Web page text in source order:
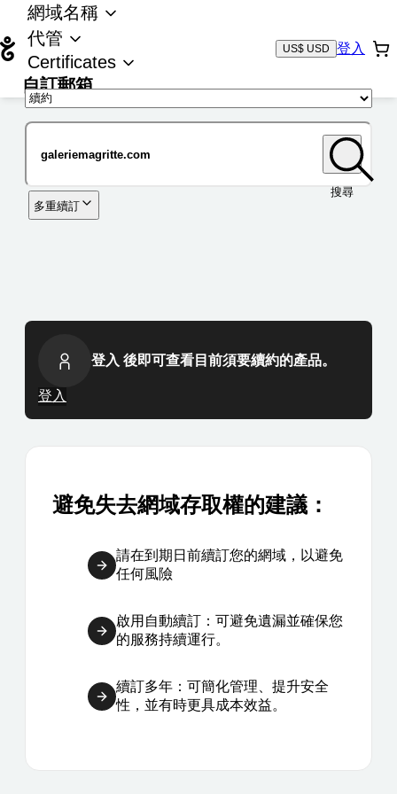
網域名稱
代管
Certificates
自訂郵箱
US$ USD 登入
搜尋
多重續訂
登入 後即可查看目前須要續約的產品。
登入
避免失去網域存取權的建議：
請在到期日前續訂您的網域，以避免
任何風險
啟用自動續訂：可避免遺漏並確保您
的服務持續運行。
續訂多年：可簡化管理、提升安全
性，並有時更具成本效益。